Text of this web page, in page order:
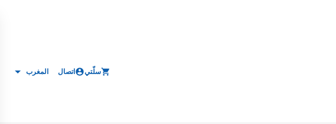
سلّتي اتصال المغرب